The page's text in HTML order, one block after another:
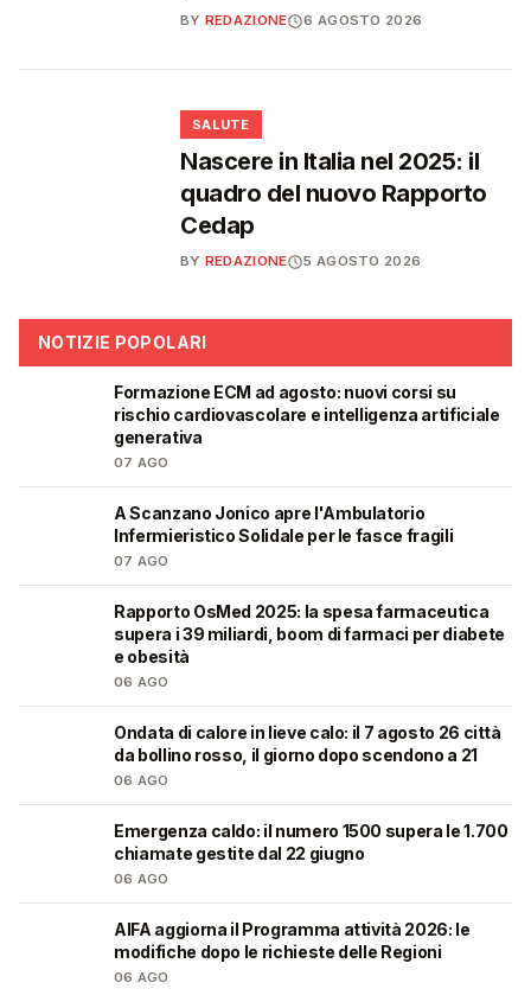
BY REDAZIONE 6 AGOSTO 2026
SALUTE
Nascere in Italia nel 2025: il
quadro del nuovo Rapporto
Cedap
BY REDAZIONE 5 AGOSTO 2026
NOTIZIE POPOLARI
Formazione ECM ad agosto: nuovi corsi su
rischio cardiovascolare e intelligenza artificiale
generativa
07 AGO
A Scanzano Jonico apre l'Ambulatorio
Infermieristico Solidale per le fasce fragili
07 AGO
Rapporto OsMed 2025: la spesa farmaceutica
supera i 39 miliardi, boom di farmaci per diabete
e obesità
06 AGO
Ondata di calore in lieve calo: il 7 agosto 26 città
da bollino rosso, il giorno dopo scendono a 21
06 AGO
Emergenza caldo: il numero 1500 supera le 1.700
chiamate gestite dal 22 giugno
06 AGO
AIFA aggiorna il Programma attività 2026: le
modifiche dopo le richieste delle Regioni
06 AGO